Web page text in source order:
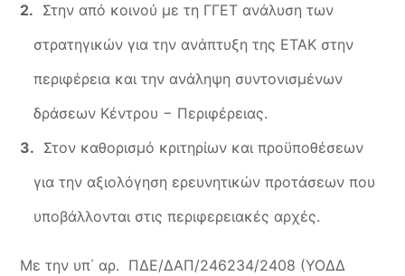
Στην από κοινού με τη ΓΓΕΤ ανάλυση των
στρατηγικών για την ανάπτυξη της ΕΤΑΚ στην
περιφέρεια και την ανάληψη συντονισμένων
δράσεων Κέντρου − Περιφέρειας.
Στον καθορισμό κριτηρίων και προϋποθέσεων
για την αξιολόγηση ερευνητικών προτάσεων που
υποβάλλονται στις περιφερειακές αρχές.
Με την υπ΄ αρ. ΠΔΕ/ΔΑΠ/246234/2408 (ΥΟΔΔ